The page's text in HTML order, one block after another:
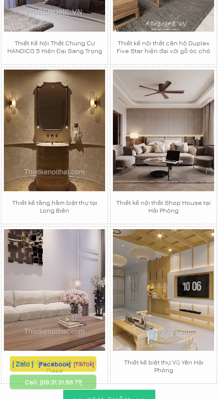
Thiết Kế Nội Thất Chung Cư
HANDICO 5 Hiện Đại Sang Trọng
Thiết kế nội thất căn hộ Duplex
Five Star hiện đại với gỗ óc chó
Thiết kế tầng hầm biệt thự tại
Long Biên
Thiết kế nội thất Shop House tại
Hải Phòng
Thiết kế Duplex tại Trung Yên
Plaza
Thiết kế biệt thự Vũ Yên Hải
Phòng
[ Zalo ] [Facebook] [TikTok]
Call:[09.31.31.88.77]